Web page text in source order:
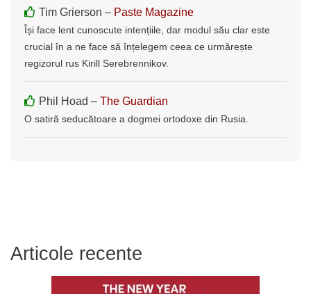
Tim Grierson – Paste Magazine
Își face lent cunoscute intențiile, dar modul său clar este
crucial în a ne face să înțelegem ceea ce urmărește
regizorul rus Kirill Serebrennikov.
Phil Hoad – The Guardian
O satiră seducătoare a dogmei ortodoxe din Rusia.
Articole recente